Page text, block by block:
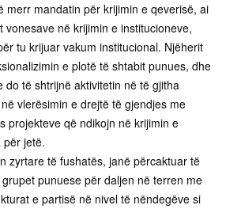
merr mandatin për krijimin e qeverisë, ai
vonesave në krijimin e institucioneve,
tu krijuar vakum institucional. Njëherit
e plotë të shtabit punues, dhe
do të shtrijnë aktivitetin në të gjitha
vlerësimin e drejtë të gjendjes me
projekteve që ndikojn në krijimin e
për jetë.
zyrtare të fushatës, janë përcaktuar të
punuese për daljen në terren me
e partisë në nivel të nëndegëve si